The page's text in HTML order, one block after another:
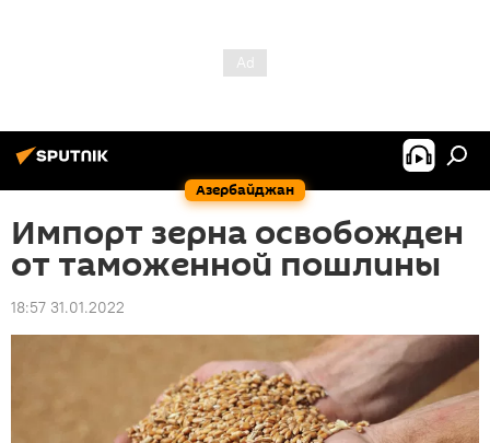
Азербайджан
Импорт зерна освобожден
от таможенной пошлины
18:57 31.01.2022